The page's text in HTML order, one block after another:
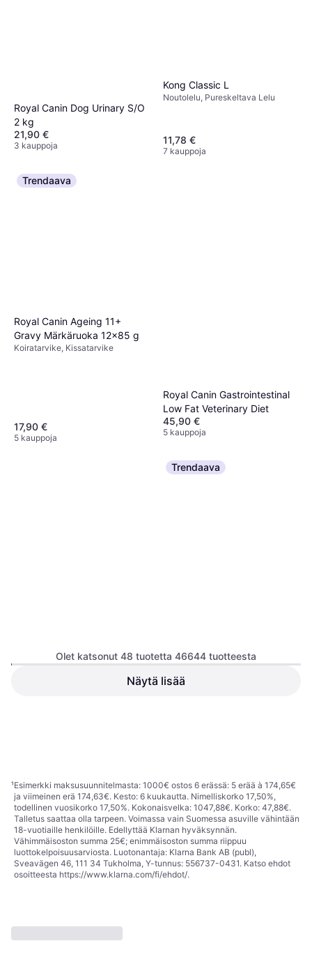
Royal Canin Dog Urinary S/O
2 kg
21,90 €
3 kauppoja
Kong Classic L
Noutolelu, Pureskeltava Lelu
11,78 €
7 kauppoja
Trendaava
Royal Canin Ageing 11+
Gravy Märkäruoka 12x85 g
Koiratarvike, Kissatarvike
17,90 €
5 kauppoja
Royal Canin Gastrointestinal
Low Fat Veterinary Diet
45,90 €
5 kauppoja
Royal Canin Hypoallergenic
Trendaava
Olet katsonut 48 tuotetta 46644 tuotteesta
Näytä lisää
¹Esimerkki maksusuunnitelmasta: 1000€ ostos 6 erässä: 5 erää à 174,65€
ja viimeinen erä 174,63€. Kesto: 6 kuukautta. Nimelliskorko 17,50%,
todellinen vuosikorko 17,50%. Kokonaisvelka: 1047,88€. Korko: 47,88€.
Talletus saattaa olla tarpeen. Voimassa vain Suomessa asuville vähintään
18-vuotiaille henkilöille. Edellyttää Klarnan hyväksynnän.
Vähimmäisoston summa 25€; enimmäisoston summa riippuu
luottokelpoisuusarviosta. Luotonantaja: Klarna Bank AB (publ),
Sveavägen 46, 111 34 Tukholma, Y-tunnus: 556737-0431. Katso ehdot
osoitteesta https://www.klarna.com/fi/ehdot/.